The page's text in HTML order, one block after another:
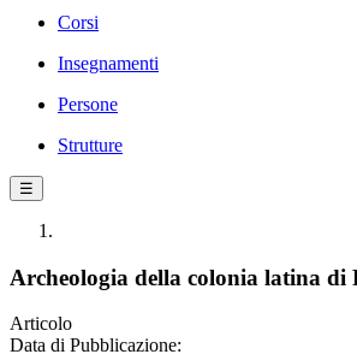
Corsi
Insegnamenti
Persone
Strutture
☰
Archeologia della colonia latina di
Articolo
Data di Pubblicazione: